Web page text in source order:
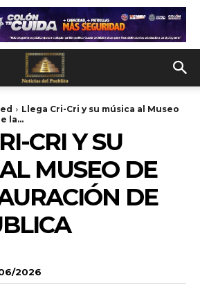
Llega Cri-Cri y su música al Museo
la...
CRI Y SU
MUSEO DE
DE
2026